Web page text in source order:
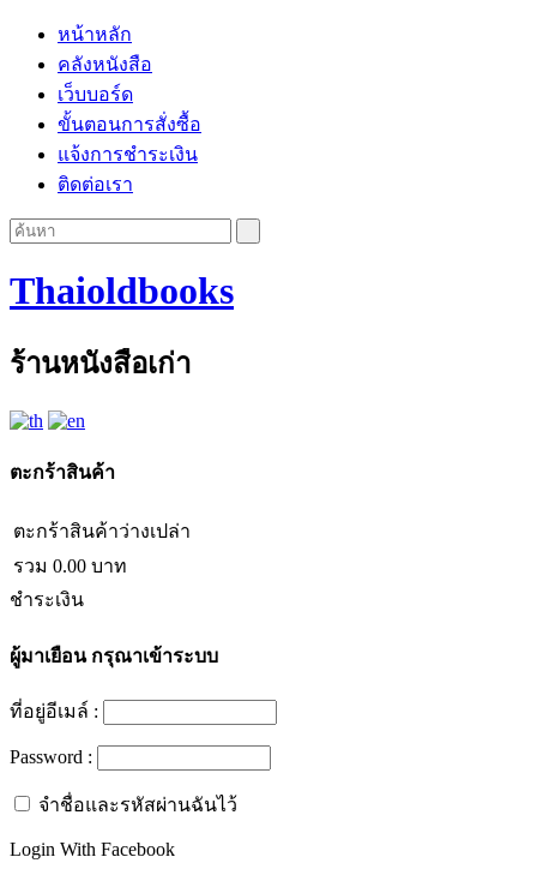
หน้าหลัก
คลังหนังสือ
เว็บบอร์ด
ขั้นตอนการสั่งซื้อ
แจ้งการชำระเงิน
ติดต่อเรา
Thaioldbooks
ร้านหนังสือเก่า
ตะกร้าสินค้า
ตะกร้าสินค้าว่างเปล่า
รวม 0.00 บาท
ชำระเงิน
ผู้มาเยือนกรุณาเข้าระบบ
ที่อยู่อีเมล์ :
Password :
จำชื่อและรหัสผ่านฉันไว้
Login With Facebook